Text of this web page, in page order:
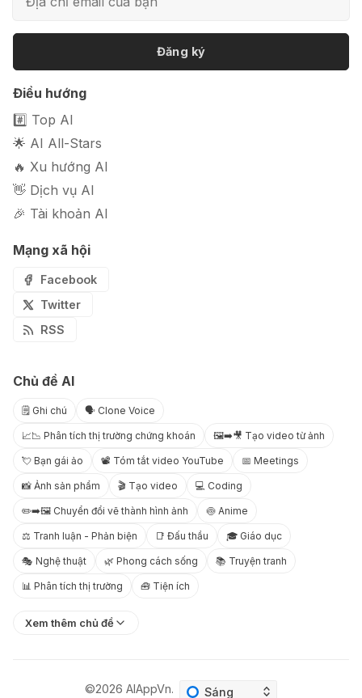
ảnh sản phẩm chuyên nghiệp
Đăng ký
Điều hướng
#️⃣ Top AI
🌟 AI All-Stars
🔥 Xu hướng AI
👋 Dịch vụ AI
🎉 Tài khoản AI
Mạng xã hội
Facebook
Twitter
RSS
Chủ đề AI
🗒️ Ghi chú 🗣️ Clone Voice
📈📉 Phân tích thị trường chứng khoán 🖼️➡️🎥 Tạo video từ ảnh
💘 Bạn gái ảo 📽️ Tóm tắt video YouTube 📅 Meetings
📸 Ảnh sản phẩm 🎬 Tạo video 💻 Coding
✏️➡️🖼️ Chuyển đổi vẽ thành hình ảnh 🍥 Anime
⚖️ Tranh luận - Phản biện 📑 Đấu thầu 🎓 Giáo dục
🎭 Nghệ thuật 🌿 Phong cách sống 📚 Truyện tranh
📊 Phân tích thị trường 🧰 Tiện ích
Xem thêm chủ đề
©2026 AIAppVn.